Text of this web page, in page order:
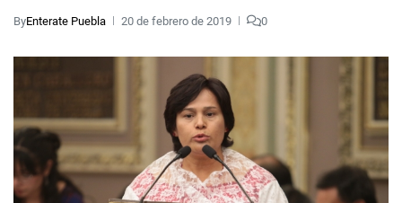
ByEnterate Puebla 20 de febrero de 2019 0